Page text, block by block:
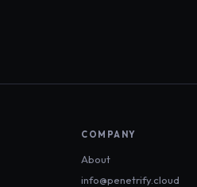
COMPANY
About
info@penetrify.cloud